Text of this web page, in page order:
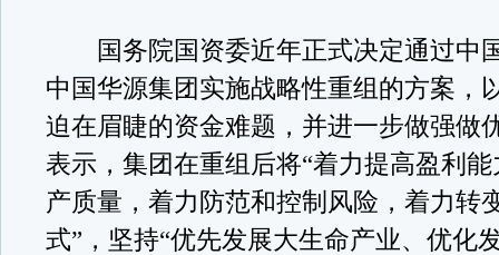
国务院国资委近年正式决定通过中
中国华源集团实施战略性重组的方案，
迫在眉睫的资金难题，并进一步做强做
表示，集团在重组后将“着力提高盈利
产质量，着力防范和控制风险，着力转
式”，坚持“优先发展大生命产业、优化